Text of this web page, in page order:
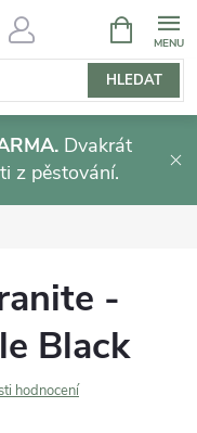
HLEDAT
NÁKUPNÍ
KOŠÍK
Dvakrát
z pěstování.
-
Black
hodnocení